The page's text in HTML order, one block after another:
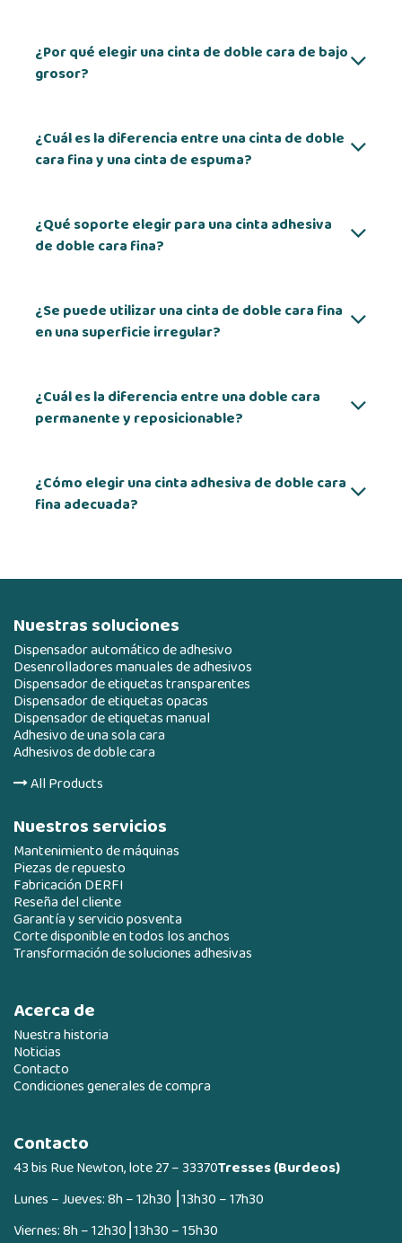
¿Por qué elegir una cinta de doble cara de bajo
grosor?
¿Cuál es la diferencia entre una cinta de doble
cara fina y una cinta de espuma?
¿Qué soporte elegir para una cinta adhesiva
de doble cara fina?
¿Se puede utilizar una cinta de doble cara fina
en una superficie irregular?
¿Cuál es la diferencia entre una doble cara
permanente y reposicionable?
¿Cómo elegir una cinta adhesiva de doble cara
fina adecuada?
Nuestras soluciones
Dispensador automático de adhesivo
Desenrolladores manuales de adhesivos
Dispensador de etiquetas transparentes
Dispensador de etiquetas opacas
Dispensador de etiquetas manual
Adhesivo de una sola cara
Adhesivos de doble cara
All Products
Nuestros servicios
Mantenimiento de máquinas
Piezas de repuesto
Fabricación DERFI
Reseña del cliente
Garantía y servicio posventa
Corte disponible en todos los anchos
Transformación de soluciones adhesivas
Acerca de
Nuestra historia
Noticias
Contacto
Condiciones generales de compra
Contacto
43 bis Rue Newton, lote 27 – 33370Tresses (Burdeos)
Lunes – Jueves: 8h – 12h30 ⎮13h30 – 17h30
Viernes: 8h – 12h30⎮13h30 – 15h30